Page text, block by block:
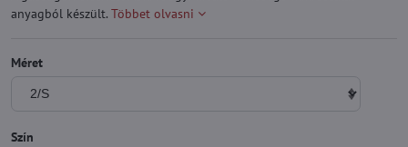
anyagból készült. Többet olvasni
Méret
Szín